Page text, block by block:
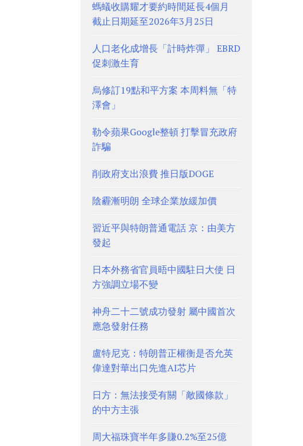
螞蟻收購耀才要約時間延長4個月
截止日期延至2026年3月25日
人口老化成增長「計時炸彈」 EBRD
促刺激生育
烏修訂19點和平方案 本周料無「特
澤會」
勒令蘋果Google整頓 打擊冒充政府
詐騙
削政府支出浪費 推日版DOGE
陰霾漸明朗 全球企業放緩加價
習近平與特朗普通電話 京：由美方
發起
日本外務省官員晤中國駐日大使 日
方強調立場不變
神舟二十二號成功發射 屬中國首次
應急發射任務
盧特尼克：特朗普正權衡是否允英
偉達對華出口先進AI芯片
日方：無法接受有關「敵國條款」
的中方主張
周大福珠寶半年多賺0.2%至25億